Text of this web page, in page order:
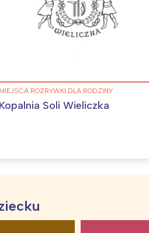
MIEJSCA ROZRYWKI DLA RODZINY
Kopalnia Soli Wieliczka
Kraków
Południe